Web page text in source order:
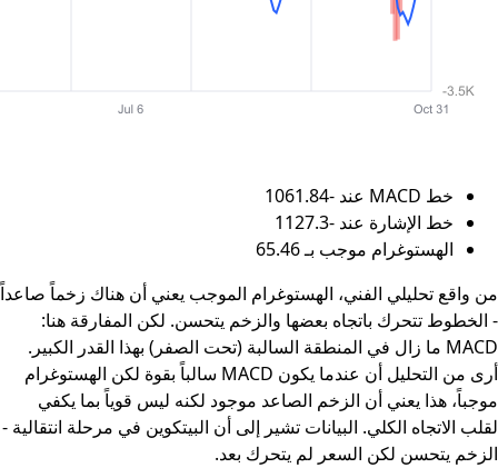
خط MACD عند -1061.84
خط الإشارة عند -1127.3
الهستوغرام موجب بـ 65.46
من واقع تحليلي الفني، الهستوغرام الموجب يعني أن هناك زخماً صاعداً
- الخطوط تتحرك باتجاه بعضها والزخم يتحسن. لكن المفارقة هنا:
MACD ما زال في المنطقة السالبة (تحت الصفر) بهذا القدر الكبير.
أرى من التحليل أن عندما يكون MACD سالباً بقوة لكن الهستوغرام
موجباً، هذا يعني أن الزخم الصاعد موجود لكنه ليس قوياً بما يكفي
لقلب الاتجاه الكلي. البيانات تشير إلى أن البيتكوين في مرحلة انتقالية -
الزخم يتحسن لكن السعر لم يتحرك بعد.